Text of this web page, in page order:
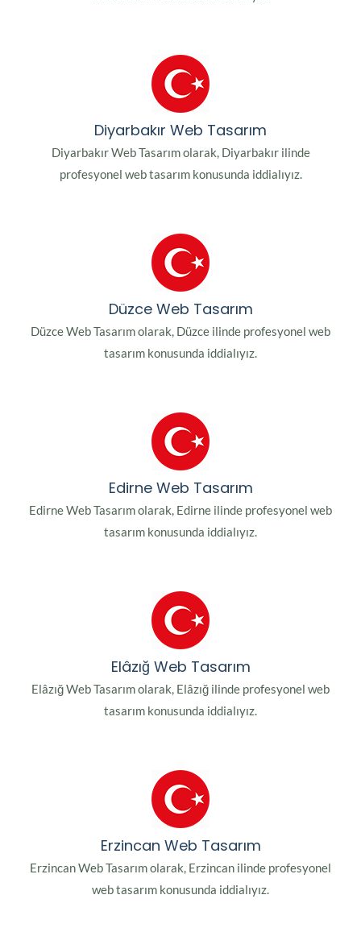
Diyarbakır Web Tasarım
Diyarbakır Web Tasarım olarak, Diyarbakır ilinde
profesyonel web tasarım konusunda iddialıyız.
Düzce Web Tasarım
Düzce Web Tasarım olarak, Düzce ilinde profesyonel web
tasarım konusunda iddialıyız.
Edirne Web Tasarım
Edirne Web Tasarım olarak, Edirne ilinde profesyonel web
tasarım konusunda iddialıyız.
Elâzığ Web Tasarım
Elâzığ Web Tasarım olarak, Elâzığ ilinde profesyonel web
tasarım konusunda iddialıyız.
Erzincan Web Tasarım
Erzincan Web Tasarım olarak, Erzincan ilinde profesyonel
web tasarım konusunda iddialıyız.